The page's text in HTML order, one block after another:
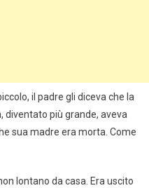
il padre gli diceva che la
diventato più grande, aveva
sua madre era morta. Come
lontano da casa. Era uscito